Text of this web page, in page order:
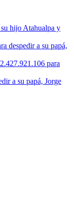
hijo Atahualpa y
despedir a su papá,
para
a su papá, Jorge